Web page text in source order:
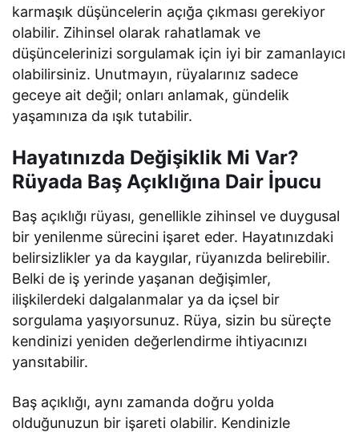
karmaşık düşüncelerin açığa çıkması gerekiyor
olabilir. Zihinsel olarak rahatlamak ve
düşüncelerinizi sorgulamak için iyi bir zamanlayıcı
olabilirsiniz. Unutmayın, rüyalarınız sadece
geceye ait değil; onları anlamak, gündelik
yaşamınıza da ışık tutabilir.
Hayatınızda Değişiklik Mi Var?
Rüyada Baş Açıklığına Dair İpucu
Baş açıklığı rüyası, genellikle zihinsel ve duygusal
bir yenilenme sürecini işaret eder. Hayatınızdaki
belirsizlikler ya da kaygılar, rüyanızda belirebilir.
Belki de iş yerinde yaşanan değişimler,
ilişkilerdeki dalgalanmalar ya da içsel bir
sorgulama yaşıyorsunuz. Rüya, sizin bu süreçte
kendinizi yeniden değerlendirme ihtiyacınızı
yansıtabilir.
Baş açıklığı, aynı zamanda doğru yolda
olduğunuzun bir işareti olabilir. Kendinizle